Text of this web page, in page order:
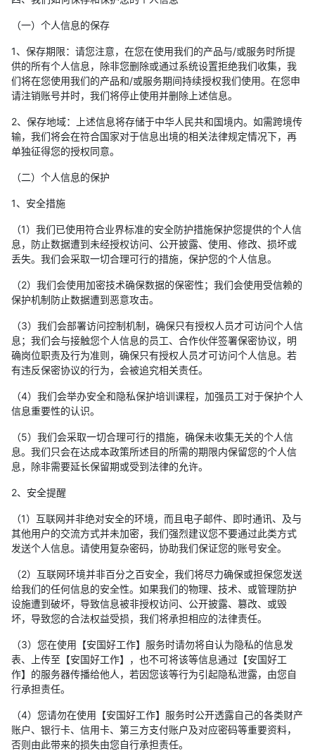
（一）个人信息的保存
1、保存期限：请您注意，在您在使用我们的产品与/或服务时所提
供的所有个人信息，除非您删除或通过系统设置拒绝我们收集，我
们将在您使用我们的产品和/或服务期间持续授权我们使用。在您申
请注销账号并时，我们将停止使用并删除上述信息。
2、保存地域：上述信息将存储于中华人民共和国境内。如需跨境传
输，我们将会在符合国家对于信息出境的相关法律规定情况下，再
单独征得您的授权同意。
（二）个人信息的保护
1、安全措施
（1）我们已使用符合业界标准的安全防护措施保护您提供的个人信
息，防止数据遭到未经授权访问、公开披露、使用、修改、损坏或
丢失。我们会采取一切合理可行的措施，保护您的个人信息。
（2）我们会使用加密技术确保数据的保密性；我们会使用受信赖的
保护机制防止数据遭到恶意攻击。
（3）我们会部署访问控制机制，确保只有授权人员才可访问个人信
息；我们会与接触您个人信息的员工、合作伙伴签署保密协议，明
确岗位职责及行为准则，确保只有授权人员才可访问个人信息。若
有违反保密协议的行为，会被追究相关责任。
（4）我们会举办安全和隐私保护培训课程，加强员工对于保护个人
信息重要性的认识。
（5）我们会采取一切合理可行的措施，确保未收集无关的个人信
息。我们只会在达成本政策所述目的所需的期限内保留您的个人信
息，除非需要延长保留期或受到法律的允许。
2、安全提醒
（1）互联网并非绝对安全的环境，而且电子邮件、即时通讯、及与
其他用户的交流方式并未加密，我们强烈建议您不要通过此类方式
发送个人信息。请使用复杂密码，协助我们保证您的账号安全。
（2）互联网环境并非百分之百安全，我们将尽力确保或担保您发送
给我们的任何信息的安全性。如果我们的物理、技术、或管理防护
设施遭到破坏，导致信息被非授权访问、公开披露、篡改、或毁
坏，导致您的合法权益受损，我们将承担相应的法律责任。
（3）您在使用【安国好工作】服务时请勿将自认为隐私的信息发
表、上传至【安国好工作】，也不可将该等信息通过【安国好工
作】的服务器传播给他人，若因您该等行为引起隐私泄露，由您自
行承担责任。
（4）您请勿在使用【安国好工作】服务时公开透露自己的各类财产
账户、银行卡、信用卡、第三方支付账户及对应密码等重要资料，
否则由此带来的损失由您自行承担责任。